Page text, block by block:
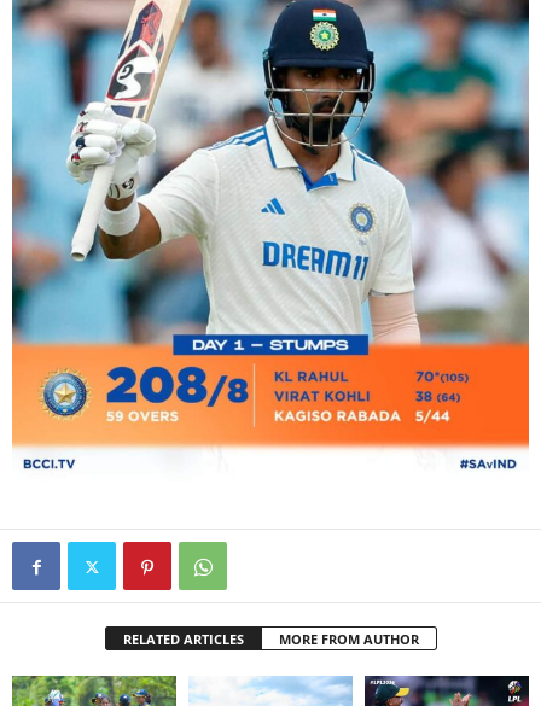
RELATED ARTICLES MORE FROM AUTHOR